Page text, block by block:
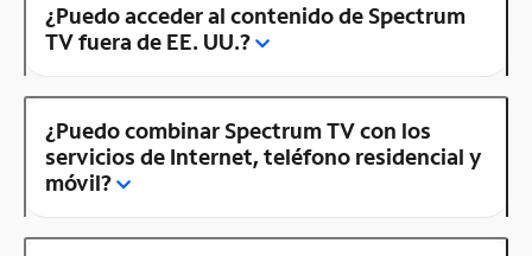
¿Puedo acceder al contenido de Spectrum
TV fuera de EE. UU.?
¿Puedo combinar Spectrum TV con los
servicios de Internet, teléfono residencial y
móvil?